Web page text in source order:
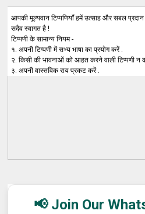
आपकी मूल्यवान टिप्पणियाँ हमें उत्साह और सबल
सदैव स्वागत है !
टिप्पणी के सामान्य नियम -
१. अपनी टिप्पणी में सभ्य भाषा का प्रयोग करें .
२. किसी की भावनाओं को आहत करने वाली टिप्पणी न
३. अपनी वास्तविक राय प्रकट करें .
📢 Join Our